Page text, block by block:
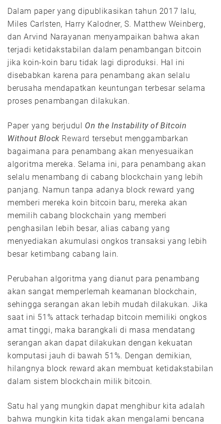
Dalam paper yang dipublikasikan tahun 2017 lalu,
Miles Carlsten, Harry Kalodner, S. Matthew Weinberg,
dan Arvind Narayanan menyampaikan bahwa akan
terjadi ketidakstabilan dalam penambangan bitcoin
jika koin-koin baru tidak lagi diproduksi. Hal ini
disebabkan karena para penambang akan selalu
berusaha mendapatkan keuntungan terbesar selama
proses penambangan dilakukan.
Paper yang berjudul On the Instability of Bitcoin
Without Block Reward tersebut menggambarkan
bagaimana para penambang akan menyesuaikan
algoritma mereka. Selama ini, para penambang akan
selalu menambang di cabang blockchain yang lebih
panjang. Namun tanpa adanya block reward yang
memberi mereka koin bitcoin baru, mereka akan
memilih cabang blockchain yang memberi
penghasilan lebih besar, alias cabang yang
menyediakan akumulasi ongkos transaksi yang lebih
besar ketimbang cabang lain.
Perubahan algoritma yang dianut para penambang
akan sangat memperlemah keamanan blockchain,
sehingga serangan akan lebih mudah dilakukan. Jika
saat ini 51% attack terhadap bitcoin memiliki ongkos
amat tinggi, maka barangkali di masa mendatang
serangan akan dapat dilakukan dengan kekuatan
komputasi jauh di bawah 51%. Dengan demikian,
hilangnya block reward akan membuat ketidakstabilan
dalam sistem blockchain milik bitcoin.
Satu hal yang mungkin dapat menghibur kita adalah
bahwa mungkin kita tidak akan mengalami bencana